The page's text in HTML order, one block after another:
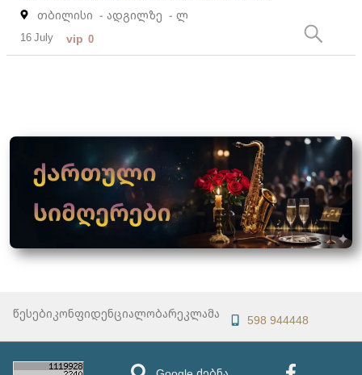
თბილისი - ადგილზე - ლ
16 July vip 0
წესებიკონფიდენციალობარეკლამა 598 944448